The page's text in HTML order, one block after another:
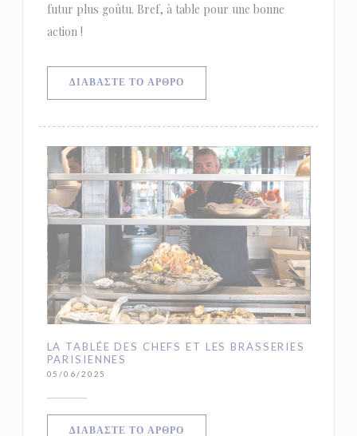
futur plus goûtu. Bref, à table pour une bonne
action !
ΔΙΑΒΆΣΤΕ ΤΟ ΆΡΘΡΟ((ΑΝΟΊΓΕΙ ΣΕ ΝΈΟ ΠΑΡΆΘΥΡΟ))
LA TABLÉE DES CHEFS ET LES BRASSERIES
PARISIENNES
05/06/2025
ΔΙΑΒΆΣΤΕ ΤΟ ΆΡΘΡΟ((ΑΝΟΊΓΕΙ ΣΕ ΝΈΟ ΠΑΡΆΘΥΡΟ))